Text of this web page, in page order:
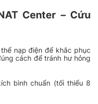
Center – Cứu
nạp điện để khắc phục
cách để tránh hư hỏng
bình chuẩn (tối thiểu 8